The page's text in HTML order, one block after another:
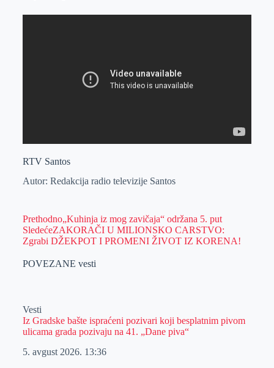
RTV Santos
Autor: Redakcija radio televizije Santos
Prethodno„Kuhinja iz mog zavičaja“ održana 5. put
SledećeZAKORAČI U MILIONSKO CARSTVO:
Zgrabi DŽEKPOT I PROMENI ŽIVOT IZ KORENA!
POVEZANE vesti
Vesti
Iz Gradske bašte ispraćeni pozivari koji besplatnim pivom
ulicama grada pozivaju na 41. „Dane piva“
5. avgust 2026. 13:36